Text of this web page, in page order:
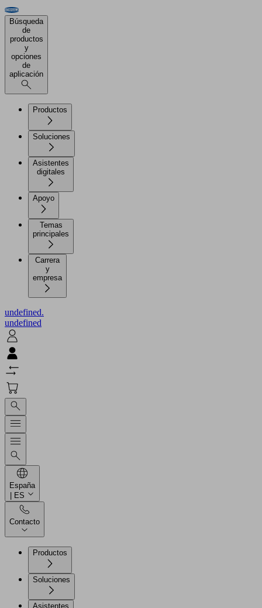
Búsqueda
de
productos
y
opciones
de
aplicación
Productos
Soluciones
Asistentes
Apoyo
Temas
principales
Carrera
y
empresa
undefined.
undefined
España
| ES
Contacto
Productos
Soluciones
Asistentes